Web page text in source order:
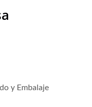
y Embalaje